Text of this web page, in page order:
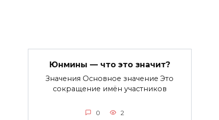
Юнмины — что это значит?
Значения Основное значение Это
сокращение имён участников
0 2